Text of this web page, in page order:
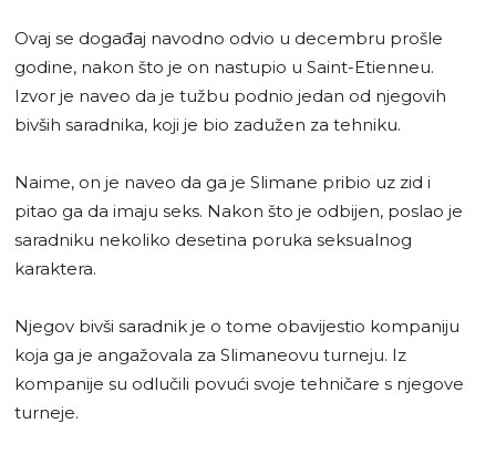
Ovaj se događaj navodno odvio u decembru prošle
godine, nakon što je on nastupio u Saint-Etienneu.
Izvor je naveo da je tužbu podnio jedan od njegovih
bivših saradnika, koji je bio zadužen za tehniku.
Naime, on je naveo da ga je Slimane pribio uz zid i
pitao ga da imaju seks. Nakon što je odbijen, poslao je
saradniku nekoliko desetina poruka seksualnog
karaktera.
Njegov bivši saradnik je o tome obavijestio kompaniju
koja ga je angažovala za Slimaneovu turneju. Iz
kompanije su odlučili povući svoje tehničare s njegove
turneje.